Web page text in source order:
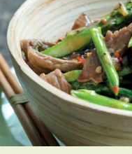
Články
TV Program
Škola vaření
Recepty z TV